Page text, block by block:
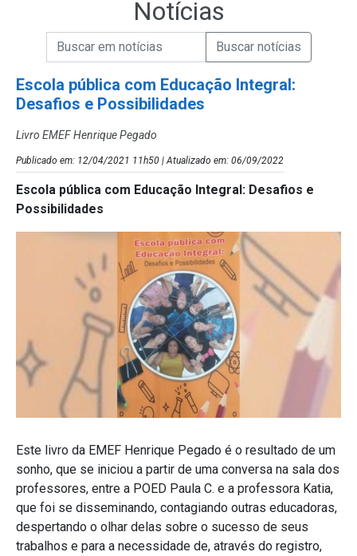
Notícias
Campo de Busca de Notícias
Campo de Busca de informaçõesEnviar a Busca de Notícias
Escola pública com Educação Integral:
Desafios e Possibilidades
Livro EMEF Henrique Pegado
Publicado em: 12/04/2021 11h50 | Atualizado em: 06/09/2022
Escola pública com Educação Integral: Desafios e
Possibilidades
Este livro da EMEF Henrique Pegado é o resultado de um
sonho, que se iniciou a partir de uma conversa na sala dos
professores, entre a POED Paula C. e a professora Katia,
que foi se disseminando, contagiando outras educadoras,
despertando o olhar delas sobre o sucesso de seus
trabalhos e para a necessidade de, através do registro,